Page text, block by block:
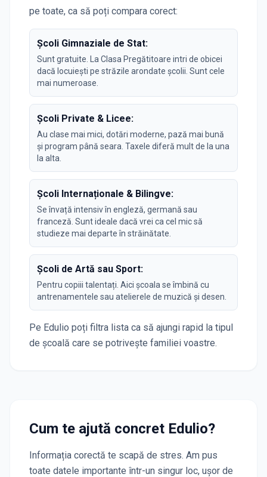
pe toate, ca să poți compara corect:
Școli Gimnaziale de Stat:
Sunt gratuite. La Clasa Pregătitoare intri de obicei
dacă locuiești pe străzile arondate școlii. Sunt cele
mai numeroase.
Școli Private & Licee:
Au clase mai mici, dotări moderne, pază mai bună
și program până seara. Taxele diferă mult de la una
la alta.
Școli Internaționale & Bilingve:
Se învață intensiv în engleză, germană sau
franceză. Sunt ideale dacă vrei ca cel mic să
studieze mai departe în străinătate.
Școli de Artă sau Sport:
Pentru copiii talentați. Aici școala se îmbină cu
antrenamentele sau atelierele de muzică și desen.
Pe Edulio poți filtra lista ca să ajungi rapid la tipul
de școală care se potrivește familiei voastre.
Cum te ajută concret Edulio?
Informația corectă te scapă de stres. Am pus
toate datele importante într-un singur loc, ușor de